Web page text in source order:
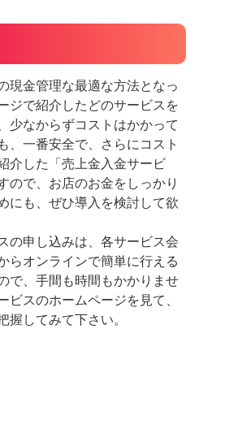
現金管理な最適な方法となっ
ジで紹介したどのサービスを
少なからずコストはかかって
、一番安全で、さらにコスト
介した「売上金入金サービ
ので、お店のお金をしっかり
にも、ぜひ導入を検討して欲
の申し込みは、各サービス会
らオンラインで簡単に行える
で、手間も時間もかかりませ
ビスのホームページを見て、
してみて下さい。